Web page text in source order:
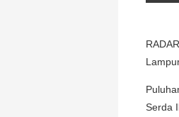
Serda